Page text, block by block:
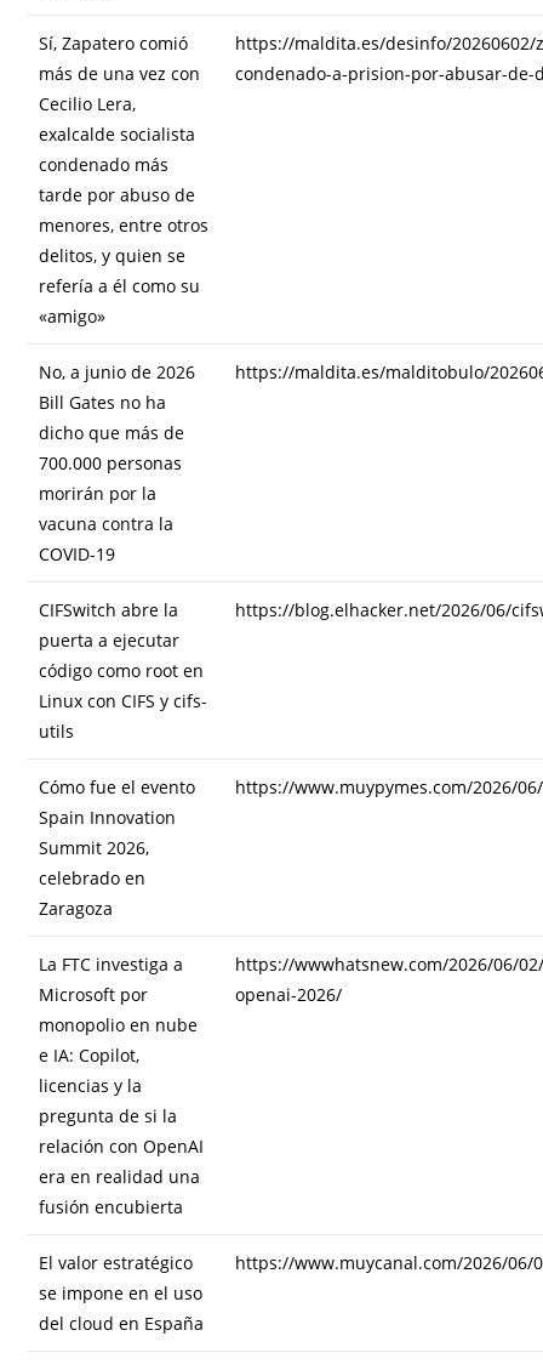
Sí, Zapatero comió
más de una vez con
Cecilio Lera,
exalcalde socialista
condenado más
tarde por abuso de
menores, entre otros
delitos, y quien se
refería a él como su
«amigo»
https://maldita.es/desinfo/
condenado-a-prision-por-abusar-de-
No, a junio de 2026
Bill Gates no ha
dicho que más de
700.000 personas
morirán por la
vacuna contra la
COVID-19
https://maldita.es/malditobulo/
CIFSwitch abre la
puerta a ejecutar
código como root en
Linux con CIFS y cifs-
utils
https://blog.elhacker.net/2026/06/
Cómo fue el evento
Spain Innovation
Summit 2026,
celebrado en
Zaragoza
https://www.muypymes.com/2026/
La FTC investiga a
Microsoft por
monopolio en nube
e IA: Copilot,
licencias y la
pregunta de si la
relación con OpenAI
era en realidad una
fusión encubierta
https://wwwhatsnew.com/2026/06/
openai-2026/
El valor estratégico
se impone en el uso
del cloud en España
https://www.muycanal.com/2026/06/